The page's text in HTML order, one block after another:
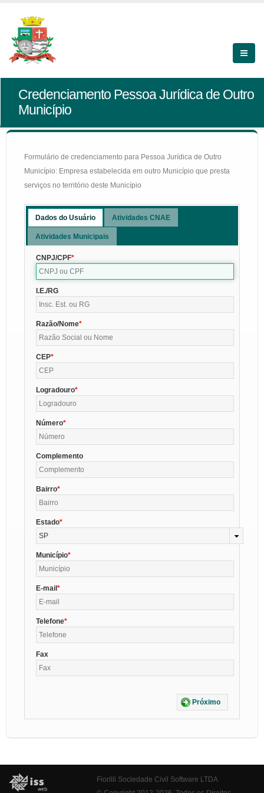
Credenciamento Pessoa Jurídica de Outro
Município
Formulário de credenciamento para Pessoa Jurídica de Outro
Município: Empresa estabelecida em outro Município que presta
serviços no território deste Município
Dados do Usuário Atividades CNAE
Atividades Municipais
CNPJ/CPF
I.E./RG
Razão/Nome
CEP
Logradouro
Número
Complemento
Bairro
Estado
SP
Município
E-mail
Telefone
Fax
Próximo
Fiorilli Sociedade Civil Software LTDA